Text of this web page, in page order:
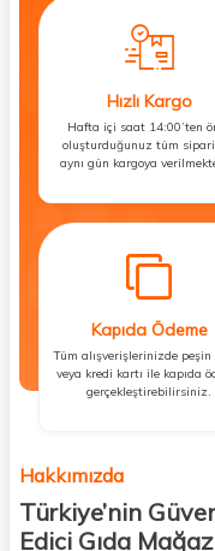
Hızlı Kargo
Hafta içi saat 14:00’ten
oluşturduğunuz tüm
aynı gün kargoya
Kapıda Ödeme
Tüm alışverişlerinizde
veya kredi kartı ile kapıda
gerçekleştirebilirsiniz.
Hakkımızda
Türkiye’nin
Edici Gıda